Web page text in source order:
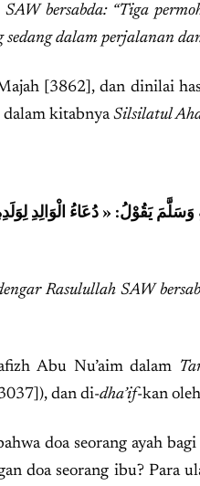
bersabda: “Tiga
dalam perjalanan
[3862], dan dinilai
dalam kitabnyaSilsilatul
« دُعَاءُ الْوَالِدِ لِوَلَدِهِ
Rasulullah SAW
Abu Nu’aim dalam
dan di-dha’if-kan
doa seorang ayah
doa seorang ibu? Para